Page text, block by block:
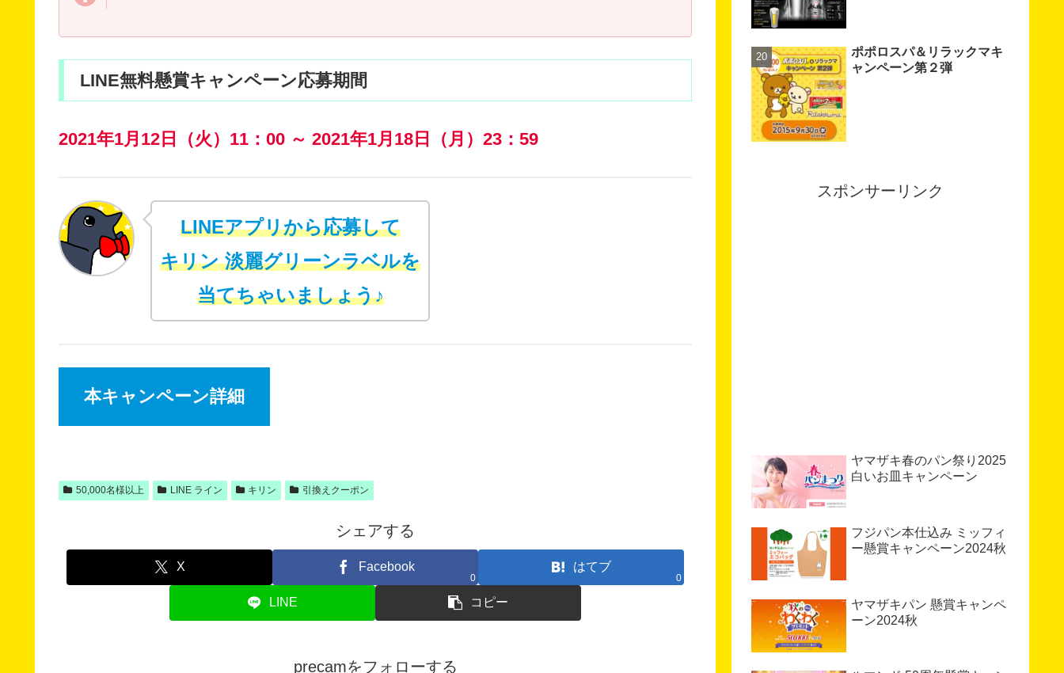
LINE無料懸賞キャンペーン応募期間
2021年1月12日（火）11：00 ～ 2021年1月18日（月）23：59
LINEアプリから応募して
キリン 淡麗グリーンラベルを
当てちゃいましょう♪
本キャンペーン詳細
50,000名様以上 LINE ライン キリン 引換えクーポン
シェアする
X Facebook
0
はてブ
0
LINE コピー
precamをフォローする
ポポロスパ＆リラックマキ
ャンペーン第２弾
スポンサーリンク
ヤマザキ春のパン祭り2025
白いお皿キャンペーン
フジパン本仕込み ミッフィ
ー懸賞キャンペーン2024秋
ヤマザキパン 懸賞キャンペ
ーン2024秋